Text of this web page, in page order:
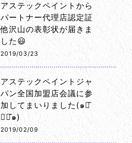
アステックペイントから
パートナー代理店認定証
他沢山の表彰状が届きま
した😃
2019/03/23
アステックペイントジャ
パン全国加盟店会議に参
加してまいりました(๑･̑
◡･̑๑)
2019/02/09